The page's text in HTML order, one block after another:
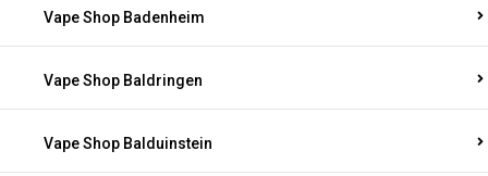
Vape Shop Badenheim
Vape Shop Baldringen
Vape Shop Balduinstein